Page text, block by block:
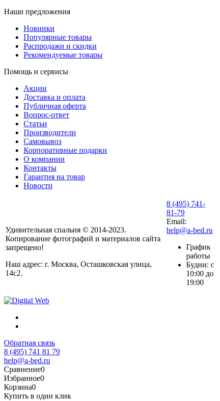
Наши предложения
Новинки
Популярные товары
Распродажи и скидки
Рекомендуемые товары
Помощь и сервисы
Акции
Доставка и оплата
Публичная оферта
Вопрос-ответ
Статьи
Производители
Самовывоз
Корпоративные подарки
О компании
Контакты
Гарантия на товар
Новости
Удивительная спальня © 2014-2023.
Копирование фотографий и материалов сайта
запрещено!
Наш адрес: г. Москва, Осташковская улица,
14с2.
8 (495) 741-
81-79
Email:
help@a-bed.ru
График
работы
Будни: с
10:00 до
19:00
Обратная связь
8 (495) 741 81 79
help@a-bed.ru
Сравнение0
Избранное0
Корзина0
Купить в один клик